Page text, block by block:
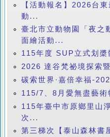
【活動報名】2026台
動...
臺北市立動物園「夜之
面繪活動...
115年度 SUP立式划
2026 達谷梵祕境探索
碳索世界·嘉倍幸福-
115/7、8月愛無盡藝
115年臺中市原鄉里山
次...
第三梯次【泰山森林書